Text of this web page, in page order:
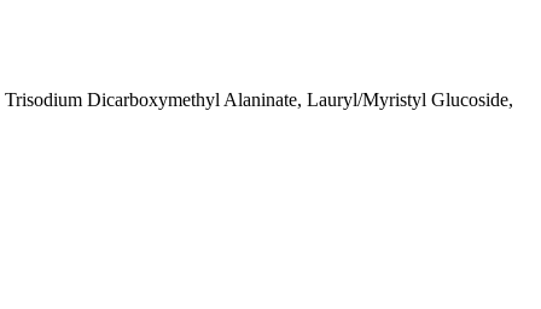
Trisodium Dicarboxymethyl Alaninate, Lauryl/Myristyl Glucoside,